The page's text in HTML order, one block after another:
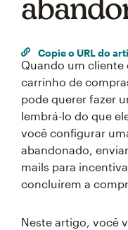
Copie o URL do
Quando um cliente
carrinho de
pode querer fazer
lembrá-lo do que
você configurar
abandonado,
mails para
concluírem a
Neste artigo, você